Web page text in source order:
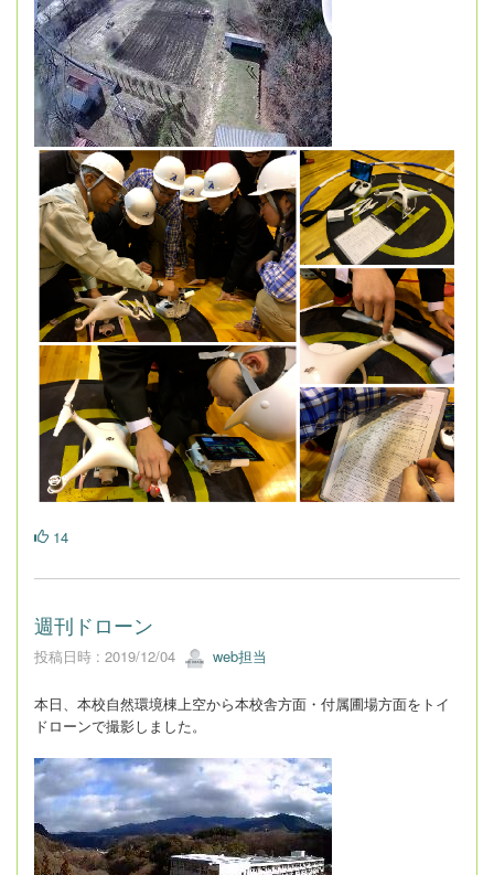
14
週刊ドローン
投稿日時 : 2019/12/04 web担当
本日、本校自然環境棟上空から本校舎方面・付属圃場方面をトイ
ドローンで撮影しました。